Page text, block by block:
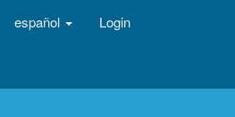
español Login